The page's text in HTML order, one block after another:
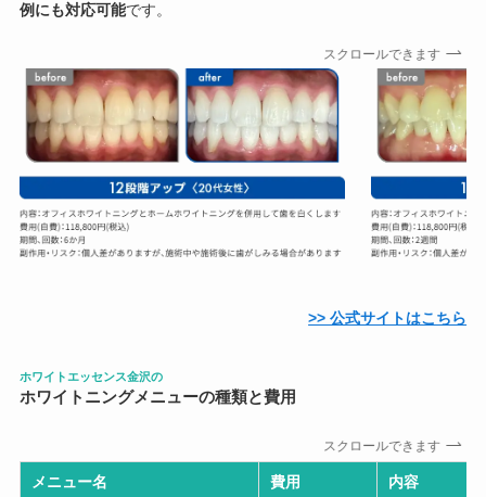
例にも対応可能です。
スクロールできます
>> 公式サイトはこちら
ホワイトエッセンス金沢の
ホワイトニングメニューの種類と費用
スクロールできます
メニュー名 費用 内容